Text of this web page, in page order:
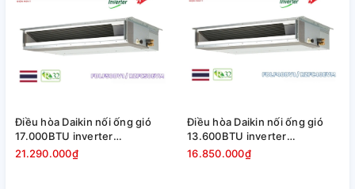
Điều hòa Daikin nối ống gió
17.000BTU inverter
FDLF50DV1/RZFC50EVM
21.290.000₫
Điều hòa Daikin nối ống gió
13.600BTU inverter
FDLF40DV1/RZFC40EVM
16.850.000₫